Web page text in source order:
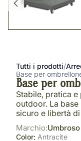
Tutti i prodotti/
Base per
Base per
Stabile, pratica
outdoor. La
sicuro e libertà
Marchio:Umbroso
Color: Antracite